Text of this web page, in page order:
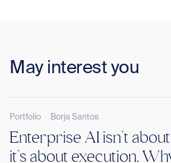
May interest you
Portfolio Borja Santos
Enterprise AI isn’t
it’s about execution.